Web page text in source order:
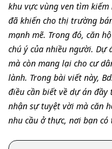
khu vực vùng ven tìm
đã khiến cho thị trường
mạnh mẽ. Trong đó, căn
chú ý của nhiều người. Dự
mà còn mang lại cho cư
lành. Trong bài viết này,
điều cần biết về dự án
nhận sự tuyệt vời mà căn
nhu cầu ở thực, nơi bạn có